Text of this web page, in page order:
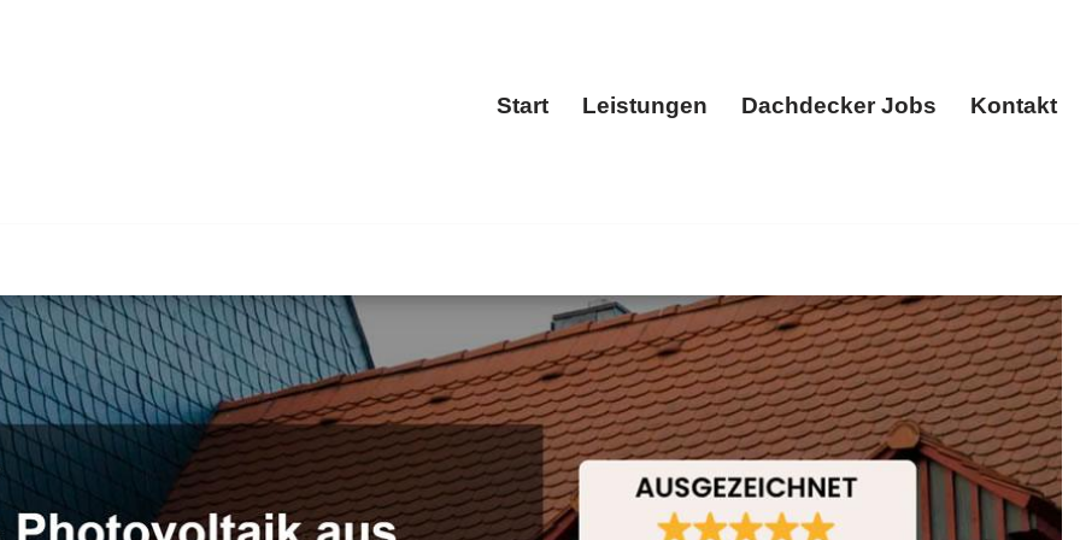
Start Leistungen Dachdecker Jobs Kontakt
✓Dachfenster, Dacheindeckung, Dachgauben, Dachstuhl. Ihre Suche endet hier: ✓Dacheindeckung,
für 64560 Riedstadt.
BOHN, Ihr Dachdeckermeister. Ihre Ziele, unser Ansporn ✉.